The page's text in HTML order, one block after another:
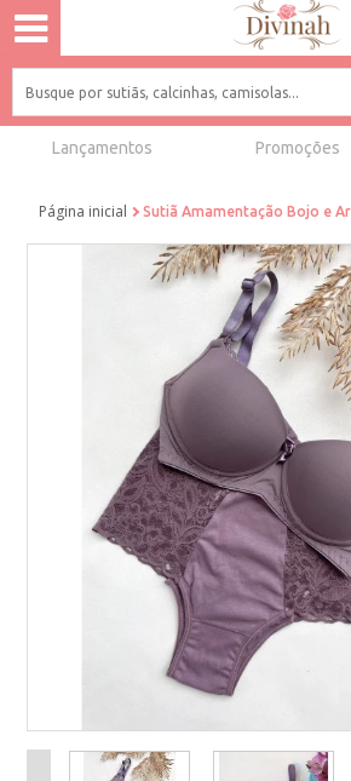
Lançamentos Promoções
Página inicial Sutiã Amamentação Bojo e